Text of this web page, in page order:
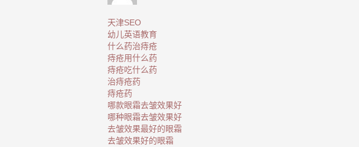
天津SEO
幼儿英语教育
什么药治痔疮
痔疮用什么药
痔疮吃什么药
治痔疮药
痔疮药
哪款眼霜去皱效果好
哪种眼霜去皱效果好
去皱效果最好的眼霜
去皱效果好的眼霜